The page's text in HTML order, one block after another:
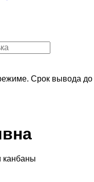
Срок вывода до
канбаны